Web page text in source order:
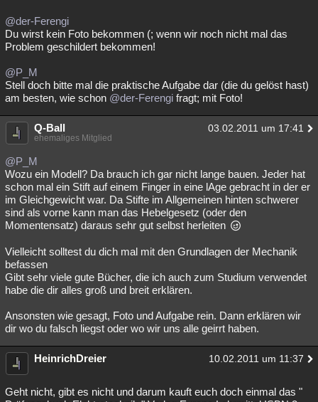
@der-Ferengi
Du wirst kein Foto bekommen (; wenn wir noch nicht mal das
Problem geschildert bekommen!
@P_M
Stell doch bitte mal die praktische Aufgabe dar (die du gelöst hast)
am besten, wie schon @der-Ferengi fragt; mit Foto!
Q-Ball 03.02.2011 um 17:41
ehemaliges Mitglied
@P_M
Wozu ein Modell? Da brauch ich gar nicht lange bauen. Jeder hat
schon mal ein Stift auf einem Finger in eine lAge gebracht in der er
im Gleichgewicht war. Da Stifte im Allgemeinen hinten schwerer
sind als vorne kann man das Hebelgesetz (oder den
Momentensatz) daraus sehr gut selbst herleiten
Vielleicht solltest du dich mal mit den Grundlagen der Mechanik
befassen
Gibt sehr viele gute Bücher, die ich auch zum Studium verwendet
habe die dir alles groß und breit erklären.
Ansonsten wie gesagt, Foto und Aufgabe rein. Dann erklären wir
dir wo du falsch liegst oder wo wir uns alle geirrt haben.
HeinrichDreier 10.02.2011 um 11:37
Geht nicht, gibt es nicht und darum kauft euch doch einmal das "